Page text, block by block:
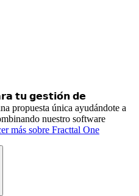
𝘁𝘂 𝗴𝗲𝘀𝘁𝗶𝗼́𝗻 𝗱𝗲
única ayudándote a
nuestro software
más sobre Fracttal One